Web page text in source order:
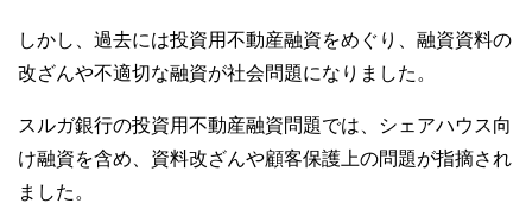
しかし、過去には投資用不動産融資をめぐり、融資資料の
改ざんや不適切な融資が社会問題になりました。
スルガ銀行の投資用不動産融資問題では、シェアハウス向
け融資を含め、資料改ざんや顧客保護上の問題が指摘され
ました。